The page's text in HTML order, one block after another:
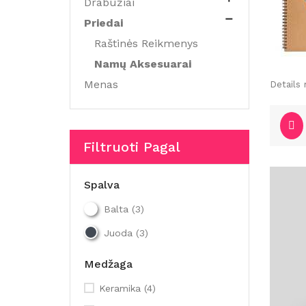
Priedai 
Raštinės Reikmenys
Namų Aksesuarai
Menas
Filtruoti Pagal
Spalva
Balta (3)
Juoda (3)
Medžaga
Keramika (4)
Details